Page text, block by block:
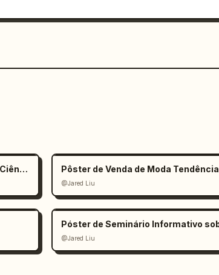
Póster Divertido e Educacional para Feira de Ciências Infantil Pôster de Venda de Moda Tendência
@Jared Liu
@Jared Liu